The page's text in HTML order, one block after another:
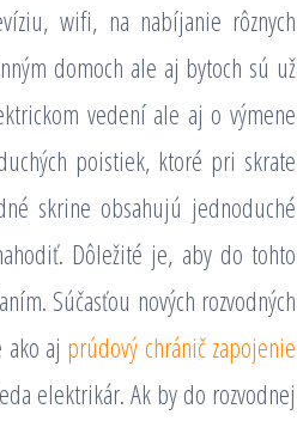
wifi, na nabíjanie rôznych
domoch ale aj bytoch sú už
vedení ale aj o výmene
poistiek, ktoré pri skrate
skrine obsahujú jednoduché
Dôležité je, aby do tohto
Súčasťou nových rozvodných
aj prúdový chránič zapojenie
elektrikár. Ak by do rozvodnej